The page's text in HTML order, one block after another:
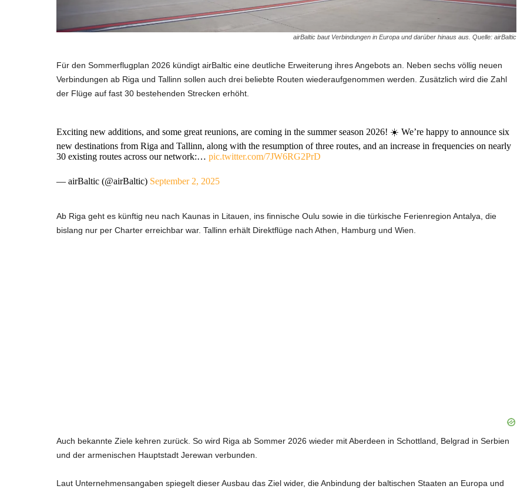
airBaltic baut Verbindungen in Europa und darüber hinaus aus. Quelle: airBaltic
Für den Sommerflugplan 2026 kündigt airBaltic eine deutliche Erweiterung ihres Angebots an. Neben sechs völlig neuen
Verbindungen ab Riga und Tallinn sollen auch drei beliebte Routen wiederaufgenommen werden. Zusätzlich wird die Zahl
der Flüge auf fast 30 bestehenden Strecken erhöht.
Exciting new additions, and some great reunions, are coming in the summer season 2026! ☀️ We’re happy to announce six
new destinations from Riga and Tallinn, along with the resumption of three routes, and an increase in frequencies on nearly
30 existing routes across our network:… pic.twitter.com/7JW6RG2PrD
— airBaltic (@airBaltic) September 2, 2025
Ab Riga geht es künftig neu nach Kaunas in Litauen, ins finnische Oulu sowie in die türkische Ferienregion Antalya, die
bislang nur per Charter erreichbar war. Tallinn erhält Direktflüge nach Athen, Hamburg und Wien.
Auch bekannte Ziele kehren zurück. So wird Riga ab Sommer 2026 wieder mit Aberdeen in Schottland, Belgrad in Serbien
und der armenischen Hauptstadt Jerewan verbunden.
Laut Unternehmensangaben spiegelt dieser Ausbau das Ziel wider, die Anbindung der baltischen Staaten an Europa und